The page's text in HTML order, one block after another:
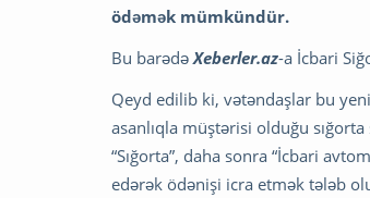
ödəmək mümkündür.
Bu barədə Xeberler.az-a İcbari
Qeyd edilib ki, vətəndaşlar bu
asanlıqla müştərisi olduğu
“Sığorta”, daha sonra “İcbari
edərək ödənişi icra etmək tələb